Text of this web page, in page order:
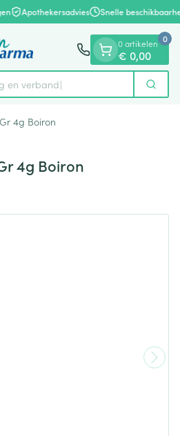
Apothekersadvies Snelle
en verband Zoek
0 artikelen
€ 0,00
0
4g Boiron
4g Boiron